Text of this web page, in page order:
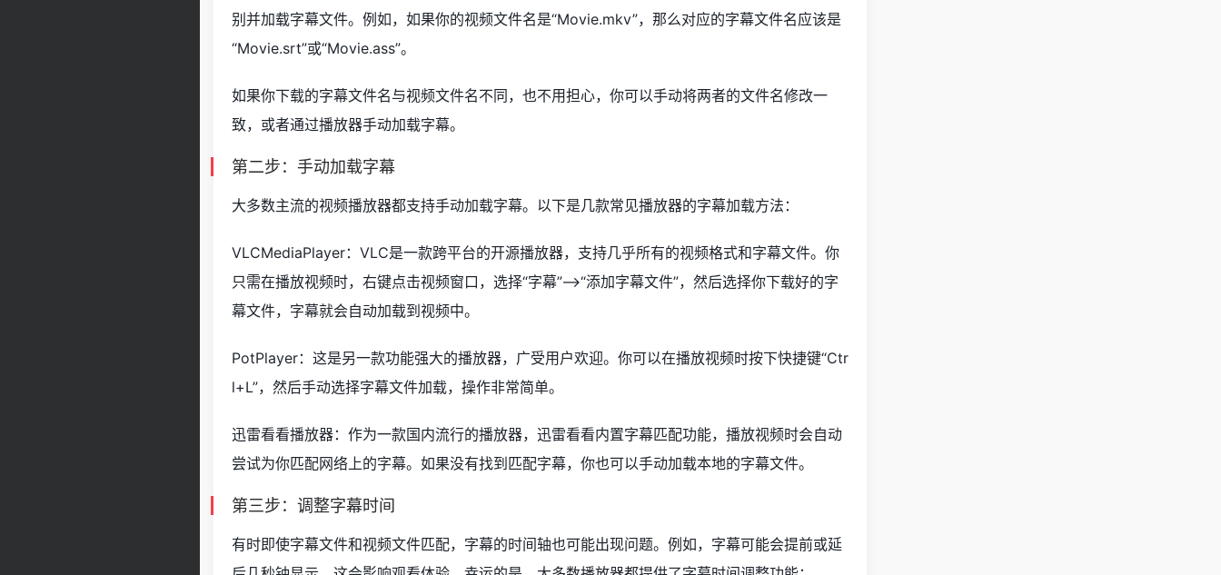
别并加载字幕文件。例如，如果你的视频文件名是“Movie.mkv”，那么对应的字幕文件名应该是
“Movie.srt”或“Movie.ass”。
如果你下载的字幕文件名与视频文件名不同，也不用担心，你可以手动将两者的文件名修改一
致，或者通过播放器手动加载字幕。
第二步：手动加载字幕
大多数主流的视频播放器都支持手动加载字幕。以下是几款常见播放器的字幕加载方法：
VLCMediaPlayer：VLC是一款跨平台的开源播放器，支持几乎所有的视频格式和字幕文件。你
只需在播放视频时，右键点击视频窗口，选择“字幕”—>“添加字幕文件”，然后选择你下载好的字
幕文件，字幕就会自动加载到视频中。
PotPlayer：这是另一款功能强大的播放器，广受用户欢迎。你可以在播放视频时按下快捷键“Ctr
l+L”，然后手动选择字幕文件加载，操作非常简单。
迅雷看看播放器：作为一款国内流行的播放器，迅雷看看内置字幕匹配功能，播放视频时会自动
尝试为你匹配网络上的字幕。如果没有找到匹配字幕，你也可以手动加载本地的字幕文件。
第三步：调整字幕时间
有时即使字幕文件和视频文件匹配，字幕的时间轴也可能出现问题。例如，字幕可能会提前或延